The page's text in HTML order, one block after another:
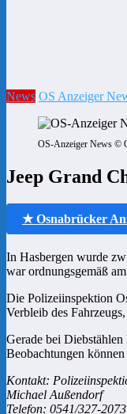
News OS Anzeiger
OS-Anzeiger News ©
Jeep Grand
★ Osnabrücker
In Hasbergen wurde
war ordnungsgemäß
Die Polizeiinspektion
Verbleib des
Gerade bei
Beobachtungen
Kontakt:
Michael Außendorf
Telefon: 0541/327-2073